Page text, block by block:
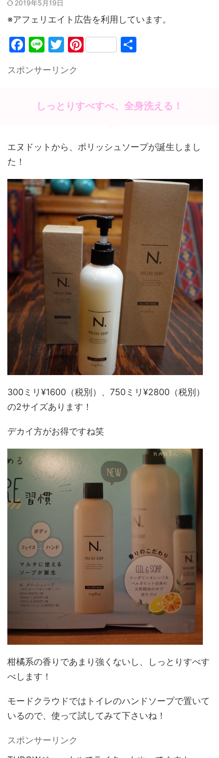
2019年5月19日
※アフェリエイト広告を利用しています。
F
c
o
k
Li
e
T
itt
Pi
st
スポンサーリンク
しっとりすべすべ、全身洗える！
エヌドットから、ポリッシュソープが誕生しまし
た！
300ミリ¥1600（税別）、750ミリ¥2800（税別）
の2サイズあります！
デカイ方がお得ですね笑
柑橘系の香りであまり強くないし、しっとりすべす
べします！
モードクラウドではトイレのハンドソープで置いて
いるので、使って試してみて下さいね！
スポンサーリンク